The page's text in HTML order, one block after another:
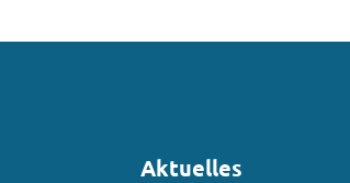
Aktuelles